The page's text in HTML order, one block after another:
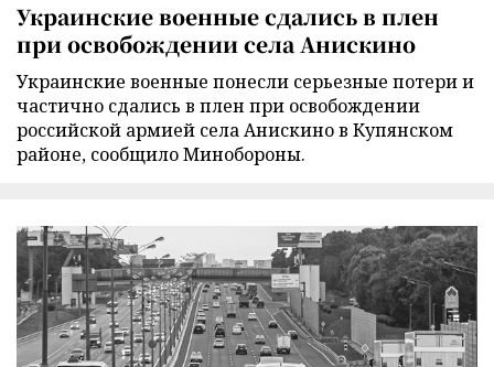
Украинские военные сдались в плен
при освобождении села Анискино
Украинские военные понесли серьезные потери и
частично сдались в плен при освобождении
российской армией села Анискино в Купянском
районе, сообщило Минобороны.